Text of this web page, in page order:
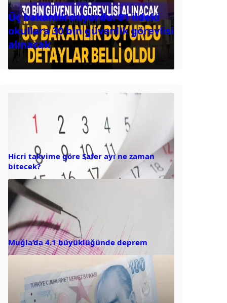
Üç bakanlık duyurdu: 81 ildeki
okullara 30 bin güvenlik görevlisi
alınacak
Hicri takvime göre Safer ayı ne zaman
bitecek?
Muğla’da 4.1 büyüklüğünde deprem